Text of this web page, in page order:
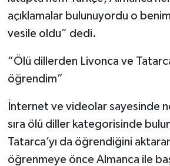
açıklamalar bulunuyordu o
vesile oldu” dedi.
“Ölü dillerden Livonca ve
öğrendim”
İnternet ve videolar sayesinde
sıra ölü diller kategorisinde
Tatarca’yı da öğrendiğini
öğrenmeye önce Almanca ile